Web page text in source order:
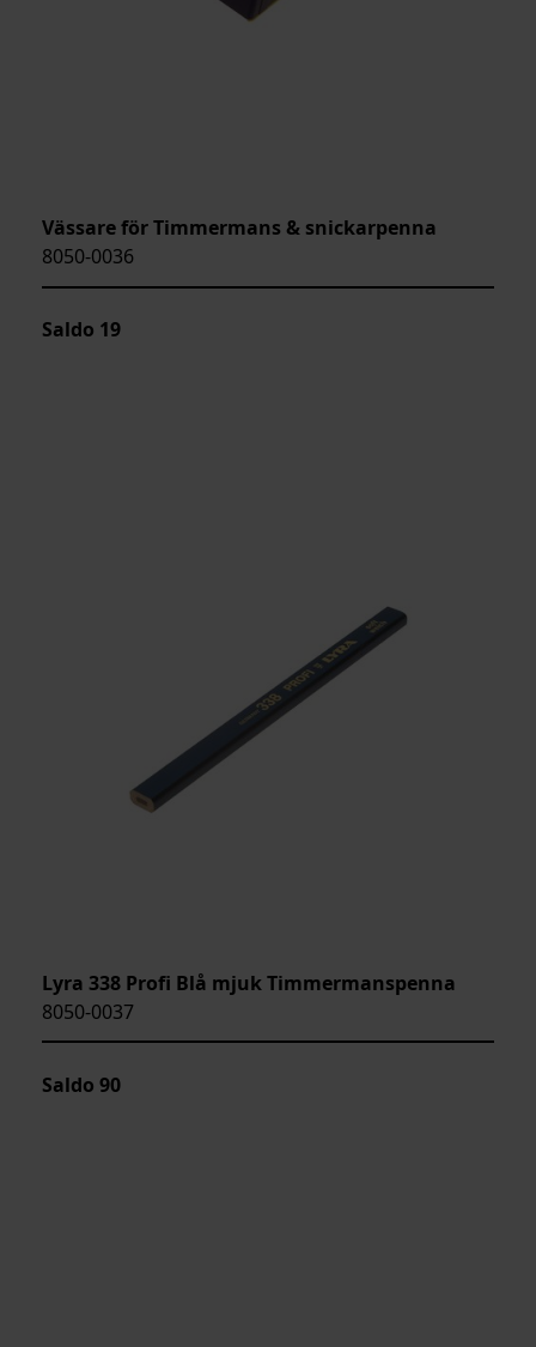
Vässare för Timmermans & snickarpenna
8050-0036
Saldo 19
Lyra 338 Profi Blå mjuk Timmermanspenna
8050-0037
Saldo 90